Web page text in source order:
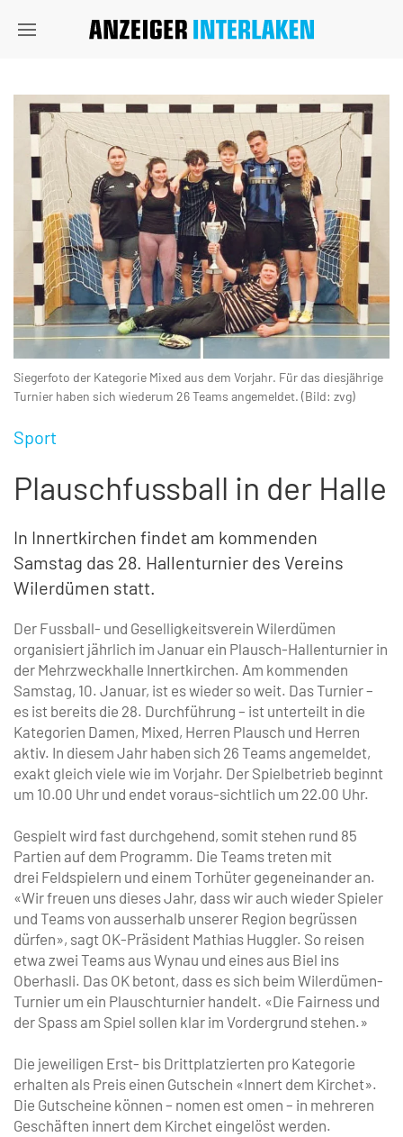
Siegerfoto der Kategorie Mixed aus dem Vorjahr. Für das diesjährige
Turnier haben sich wiederum 26 Teams angemeldet. (Bild: zvg)
Sport
Plauschfussball in der Halle
In Innertkirchen findet am kommenden
Samstag das 28. Hallenturnier des ­Vereins
Wilerdümen statt.
Der Fussball- und Geselligkeitsverein Wilerdümen
organisiert jährlich im Januar ein Plausch-Hallenturnier in
der Mehrzweckhalle Innertkirchen. Am kommenden
Samstag, 10. Januar, ist es wieder so weit. Das Turnier –
es ist bereits die 28. Durchführung – ist unterteilt in die
Kategorien Damen, Mixed, Herren Plausch und Herren
aktiv. In diesem Jahr haben sich 26 Teams angemeldet,
exakt gleich viele wie im Vorjahr. Der Spielbetrieb beginnt
um 10.00 Uhr und endet voraus-sichtlich um 22.00 Uhr.
Gespielt wird fast durchgehend, somit stehen rund 85
Partien auf dem Programm. Die Teams treten mit
drei Feldspielern und einem Torhüter gegeneinander an.
«Wir freuen uns dieses Jahr, dass wir auch wieder Spieler
und Teams von ausserhalb unserer Region begrüssen
dürfen», sagt OK-Präsident Mathias Huggler. So reisen
etwa zwei Teams aus Wynau und eines aus Biel ins
Oberhasli. Das OK betont, dass es sich beim Wilerdümen-
Turnier um ein Plauschturnier handelt. «Die Fairness und
der Spass am Spiel sollen klar im Vordergrund stehen.»
Die jeweiligen Erst- bis Drittplatzierten pro Kategorie
erhalten als Preis einen Gutschein «Innert dem Kirchet».
Die Gutscheine können – nomen est omen – in mehreren
Geschäften innert dem Kirchet eingelöst werden.